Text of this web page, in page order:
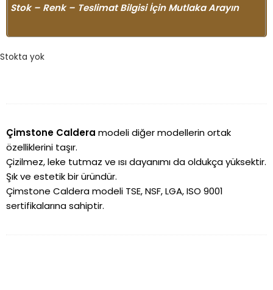
Stok – Renk – Teslimat Bilgisi İçin Mutlaka Arayın
Stokta yok
Çimstone Caldera modeli diğer modellerin ortak
özelliklerini taşır.
Çizilmez, leke tutmaz ve ısı dayanımı da oldukça yüksektir.
Şık ve estetik bir üründür.
Çimstone Caldera modeli TSE, NSF, LGA, ISO 9001
sertifikalarına sahiptir.